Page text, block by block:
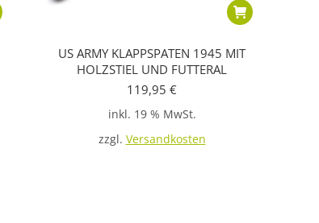
US ARMY KLAPPSPATEN 1945 MIT
HOLZSTIEL UND FUTTERAL
119,95 €
inkl. 19 % MwSt.
zzgl. Versandkosten